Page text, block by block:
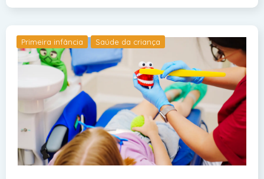
Primeira infância Saúde da criança